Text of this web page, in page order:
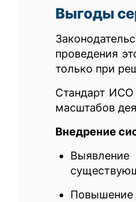
Выгоды
проведения
только при
Стандарт ИСО
масштабов
Внедрение
Выявление
Повышение